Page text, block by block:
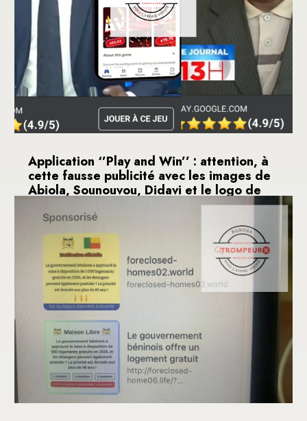
Application ‘’Play and Win’’ : attention, à
cette fausse publicité avec les images de
Abiola, Sounouvou, Didavi et le logo de
29 septembre 2024
Sur Facebook, une vidéo montre le célèbre
journaliste béninois, Ozias Sounouvou, l’ex-
ministre...